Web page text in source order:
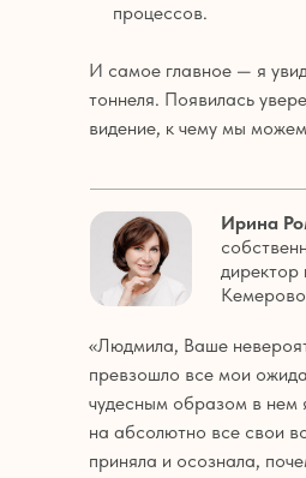
процессов.
И самое главное — я
тоннеля. Появилась
видение, к чему мы
«Людмила, Ваше
превзошло все мои
чудесным образом в нем
на абсолютно все свои
приняла и осознала,
Ирина
директор